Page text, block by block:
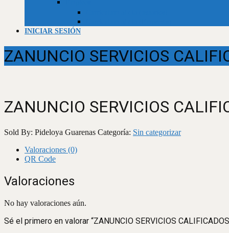
INICIAR SESIÓN
ZANUNCIO SERVICIOS
ZANUNCIO SERVICIOS
Sold By: Pideloya Guarenas Categoría: Sin categorizar
Valoraciones (0)
QR Code
Valoraciones
No hay valoraciones aún.
Sé el primero en valorar “ZANUNCIO SERVICIOS